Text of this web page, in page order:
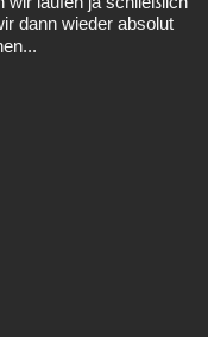
dann wieder absolut